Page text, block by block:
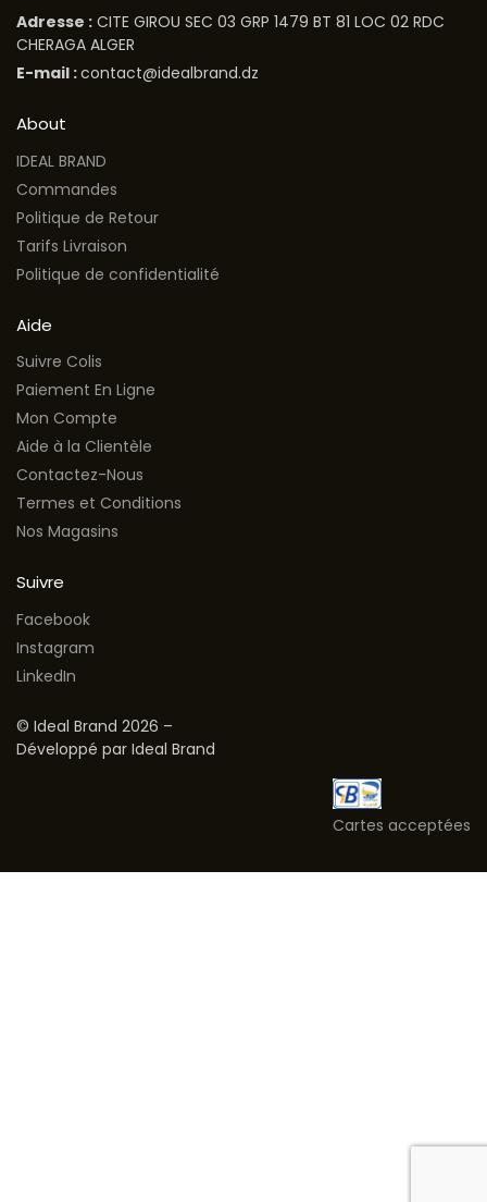
Adresse : CITE GIROU SEC 03 GRP 1479 BT 81 LOC 02 RDC
CHERAGA ALGER
E-mail :contact@idealbrand.dz
About
IDEAL BRAND
Commandes
Politique de Retour
Tarifs Livraison
Politique de confidentialité
Aide
Suivre Colis
Paiement En Ligne
Mon Compte
Aide à la Clientèle
Contactez-Nous
Termes et Conditions
Nos Magasins
Suivre
Facebook
Instagram
LinkedIn
© Ideal Brand 2026 –
Développé par Ideal Brand
Cartes acceptées